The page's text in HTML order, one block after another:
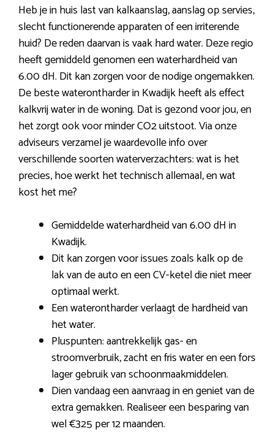
Heb je in huis last van kalkaanslag, aanslag op servies,
slecht functionerende apparaten of een irriterende
huid? De reden daarvan is vaak hard water. Deze regio
heeft gemiddeld genomen een waterhardheid van
6.00 dH. Dit kan zorgen voor de nodige ongemakken.
De beste waterontharder in Kwadijk heeft als effect
kalkvrij water in de woning. Dat is gezond voor jou, en
het zorgt ook voor minder CO2 uitstoot. Via onze
adviseurs verzamel je waardevolle info over
verschillende soorten waterverzachters: wat is het
precies, hoe werkt het technisch allemaal, en wat
kost het me?
Gemiddelde waterhardheid van 6.00 dH in
Kwadijk.
Dit kan zorgen voor issues zoals kalk op de
lak van de auto en een CV-ketel die niet meer
optimaal werkt.
Een waterontharder verlaagt de hardheid van
het water.
Pluspunten: aantrekkelijk gas- en
stroomverbruik, zacht en fris water en een fors
lager gebruik van schoonmaakmiddelen.
Dien vandaag een aanvraag in en geniet van de
extra gemakken. Realiseer een besparing van
wel €325 per 12 maanden.